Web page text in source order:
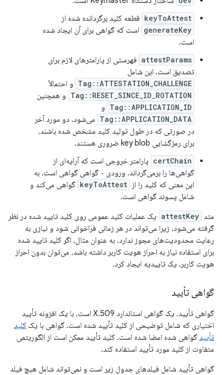
keyToAttest قطعه کلید برگردانده شده از
generateKey است که گواهی برای آن ایجاد شده
است.
attestParams فهرستی از پارامترهای لازم برای
تصدیق است. این شامل
Tag::ATTESTATION_CHALLENGE و احتمالاً
Tag::RESET_SINCE_ID_ROTATION و همچنین
Tag::APPLICATION_ID و
Tag::APPLICATION_DATA می‌شود. دو مورد آخر
در صورتی که در طول تولید کلید مشخص شده باشند،
برای رمزگشایی key blob ضروری هستند.
certChain پارامتر خروجی است که آرایه‌ای از
گواهی‌ها را برمی‌گرداند. ورودی ۰ گواهی گواهی است، به
این معنی که کلید را از keyToAttest گواهی می‌کند و
شامل پسوند گواهی است.
متد attestKey یک عملیات کلید عمومی روی کلید تایید شده در نظر
گرفته می‌شود، زیرا می‌تواند در هر زمانی فراخوانی شود و نیازی به
رعایت محدودیت‌های مجوز ندارد. به عنوان مثال، اگر کلید تایید شده
برای استفاده نیاز به احراز هویت کاربر داشته باشد، می‌توان بدون احراز
هویت کاربر، یک تاییدیه ایجاد کرد.
گواهی تأیید
گواهی تأیید، یک گواهی استاندارد X.509 است، با یک افزونه تأیید
اختیاری که شامل توضیحی از کلید تأیید شده است. گواهی با یک کلید
تأیید گواهی شده امضا شده است. کلید تأیید ممکن است از الگوریتمی
متفاوت از کلید مورد تأیید استفاده کند.
گواهی تأیید شامل فیلدهای جدول زیر است و نمی‌تواند شامل هیچ فیلد